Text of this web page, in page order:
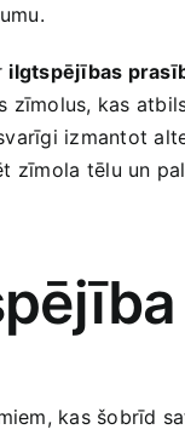
ilgtspējības
zīmolus, kas
izmantot
zīmola ⁤tēlu un
kas ‌šobrīd